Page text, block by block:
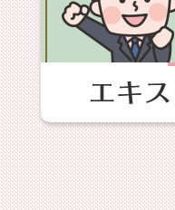
の第8話
ロケ地：
訪れた方
さん 他